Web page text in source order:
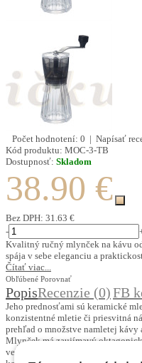
Počet hodnotení: 0 | Napísať
Kód produktu: MOC-3-TB
Dostupnosť: Skladom
38.90 €
Bez DPH: 31.63 €
-
Kvalitný ručný mlynček na kávu
spája v sebe eleganciu a
Čítať viac...
Obľúbené Porovnať
PopisRecenzie (0)FB
Jeho prednosťami sú keramické
konzistentné mletie či priesvitná
prehľad o množstve namletej kávy
Mlynček má zaujímavý
veľmi ľahko nastavíte hrúbku